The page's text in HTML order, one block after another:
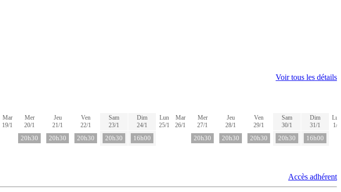
Voir tous les détails
Mar
19/1
Mer
20/1
Jeu
21/1
Ven
22/1
Sam
23/1
Dim
24/1
Lun
25/1
Mar
26/1
Mer
27/1
Jeu
28/1
Ven
29/1
Sam
30/1
Dim
31/1
Lun
1/2
20h30 20h30 20h30 20h30 16h00 20h30 20h30 20h30 20h30 16h00
Accès adhérent